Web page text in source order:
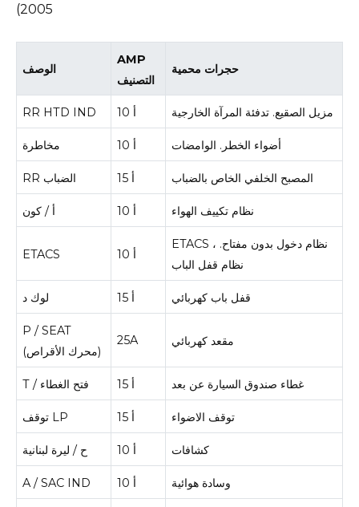
2005)
الوصف
AMP
التصنيف
حجرات محمية
RR HTD IND 10 أ مزيل الصقيع. تدفئة المرآة الخارجية
مخاطرة 10 أ أضواء الخطر. الوامضات
RR الضباب 15 أ المصبح الخلفي الخاص بالضباب
أ / كون 10 أ نظام تكييف الهواء
ETACS 10 أ
ETACS ، نظام دخول بدون مفتاح.
نظام قفل الباب
لوك د 15 أ قفل باب كهربائي
P / SEAT
(محرك الأقراص)
25A مقعد كهربائي
T / فتح الغطاء 15 أ غطاء صندوق السيارة عن بعد
توقف LP 15 أ توقف الاضواء
ح / ليرة لبنانية 10 أ كشافات
A / SAC IND 10 أ وسادة هوائية